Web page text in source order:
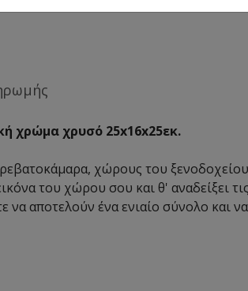
χρώμα χρυσό 25x16x25εκ.
χώρους του
του χώρου σου και θ' αναδείξει
αποτελούν ένα ενιαίο σύνολο και